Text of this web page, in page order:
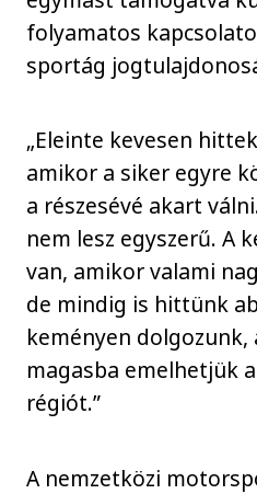
folyamatos
sportág
„Eleinte kevesen
amikor a siker egyre
a részesévé akart
nem lesz egyszerű. A
van, amikor valami
de mindig is hittünk
keményen
magasba emelhetjük
régiót.”
A nemzetközi